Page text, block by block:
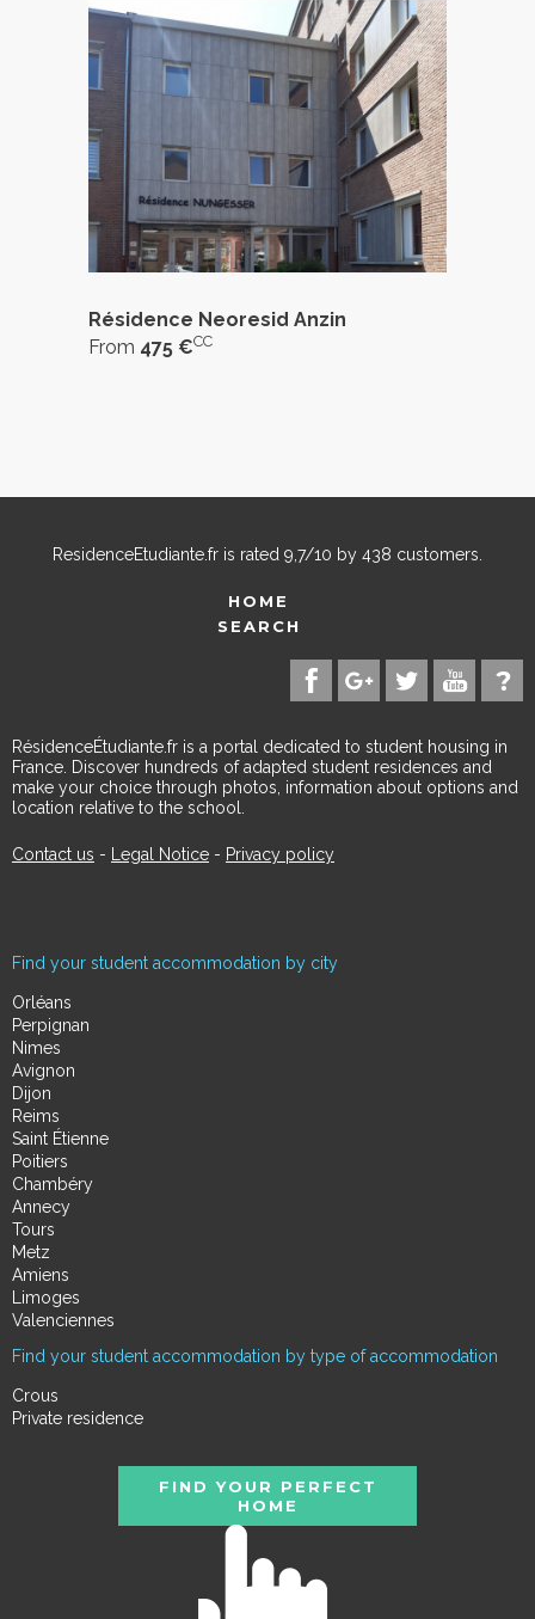
Résidence Neoresid Anzin
From 475 €CC
ResidenceEtudiante.fr is rated 9,7/10 by 438 customers.
HOME
SEARCH
RésidenceÉtudiante.fr is a portal dedicated to student housing in
France. Discover hundreds of adapted student residences and
make your choice through photos, information about options and
location relative to the school.
Contact us - Legal Notice - Privacy policy
Find your student accommodation by city
Orléans
Perpignan
Nimes
Avignon
Dijon
Reims
Saint Étienne
Poitiers
Chambéry
Annecy
Tours
Metz
Amiens
Limoges
Valenciennes
Find your student accommodation by type of accommodation
Crous
Private residence
FIND YOUR PERFECT
HOME